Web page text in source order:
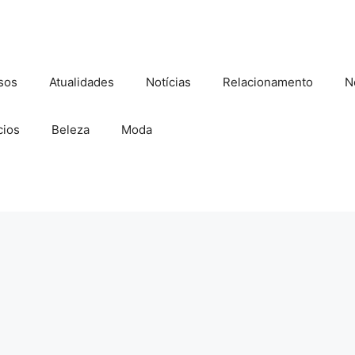
Atualidades Notícias Relacionamento
Beleza Moda